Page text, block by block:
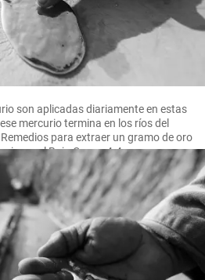
son aplicadas diariamente en estas
mercurio termina en los ríos del
para extraer un gramo de oro
en el Bajo Cauca 4.4 gramos.